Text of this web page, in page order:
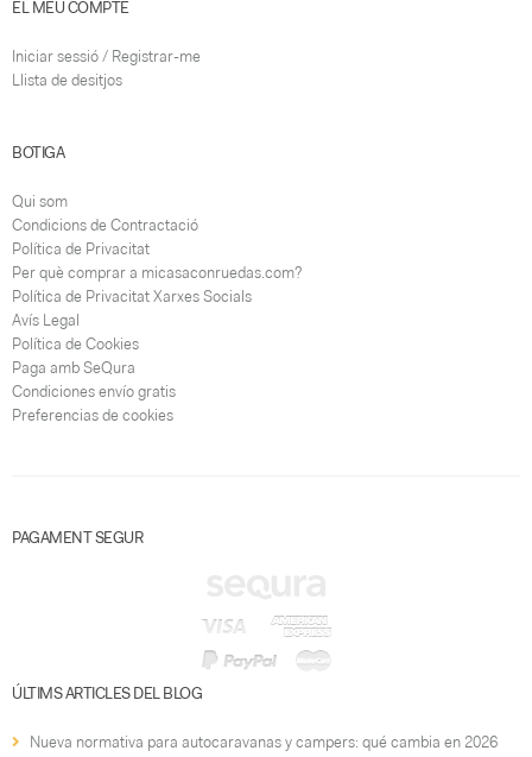
EL MEU COMPTE
Iniciar sessió / Registrar-me
Llista de desitjos
BOTIGA
Qui som
Condicions de Contractació
Política de Privacitat
Per què comprar a micasaconruedas.com?
Política de Privacitat Xarxes Socials
Avís Legal
Política de Cookies
Paga amb SeQura
Condiciones envío gratis
Preferencias de cookies
PAGAMENT SEGUR
ÚLTIMS ARTICLES DEL BLOG
Nueva normativa para autocaravanas y campers: qué cambia en 2026